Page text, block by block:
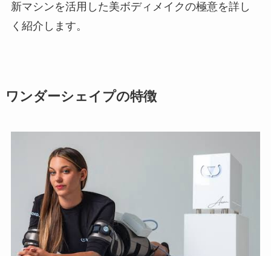
新マシンを活用した美ボディメイクの極意を詳し
く紹介します。
ワンダーシェイプの特徴